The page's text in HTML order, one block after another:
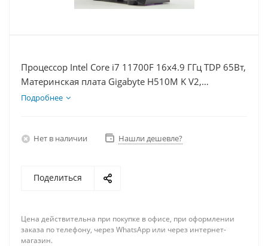
Процессор Intel Core i7 11700F 16x4.9 ГГц TDP 65Вт,
Материнская плата Gigabyte H510M K V2,
Видеокарта RTX 3060 8Гб, Память DDR4 64Gb,
Подробнее
Нет в наличии Нашли дешевле?
Поделиться
Цена действительна при покупке в офисе, при оформлении
заказа по телефону, через WhatsApp или через интернет-
магазин.